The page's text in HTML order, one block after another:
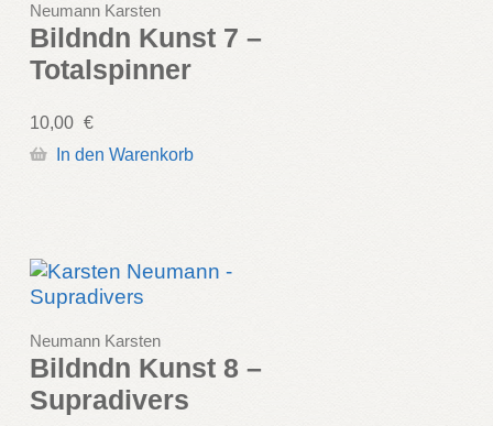
Neumann Karsten
Bildndn Kunst 7 –
Totalspinner
10,00 €
In den Warenkorb
Neumann Karsten
Bildndn Kunst 8 –
Supradivers